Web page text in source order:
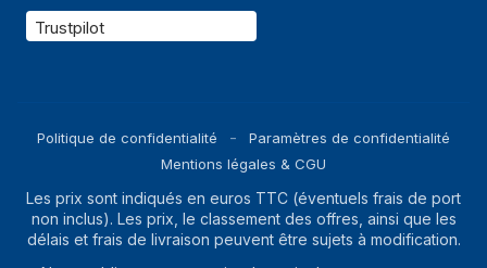
Trustpilot
Politique de confidentialité
Paramètres de confidentialité
Mentions légales & CGU
Les prix sont indiqués en euros TTC (éventuels frais de port
non inclus). Les prix, le classement des offres, ainsi que les
délais et frais de livraison peuvent être sujets à modification.